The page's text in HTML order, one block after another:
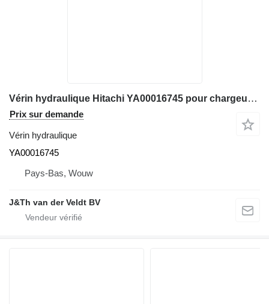
Vérin hydraulique Hitachi YA00016745 pour chargeuse sur pneus Hitachi ZW180 ZW220-6 ZW220-7 ZW180-6 ZW180-7 ZW220-5B ZW180-5A ZW180-5B
Prix sur demande
Vérin hydraulique
YA00016745
Pays-Bas, Wouw
J&Th van der Veldt BV